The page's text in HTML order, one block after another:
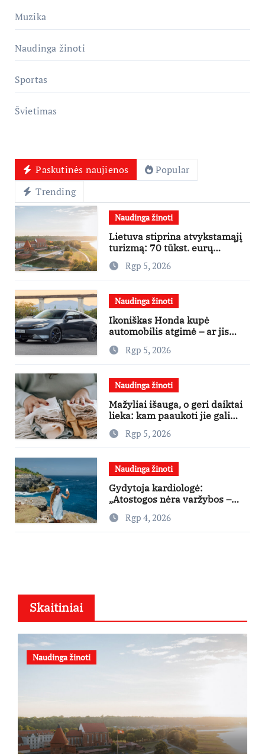
Muzika
Naudinga žinoti
Sportas
Švietimas
Paskutinės naujienos
Popular
Trending
Naudinga žinoti
Lietuva stiprina atvykstamąjį
turizmą: 70 tūkst. eurų
investicijų užsienio turistams
pritraukti
Rgp 5, 2026
Naudinga žinoti
Ikoniškas Honda kupė
automobilis atgimė – ar jis
pateisins pirkėjų lūkesčius?
Rgp 5, 2026
Naudinga žinoti
Mažyliai išauga, o geri daiktai
lieka: kam paaukoti jie gali
būti aukso vertės?
Rgp 5, 2026
Naudinga žinoti
Gydytoja kardiologė:
„Atostogos nėra varžybos –
nereikia stengtis per vieną
dieną pamatyti visų lankytinų
vietų“
Rgp 4, 2026
Skaitiniai
Naudinga žinoti